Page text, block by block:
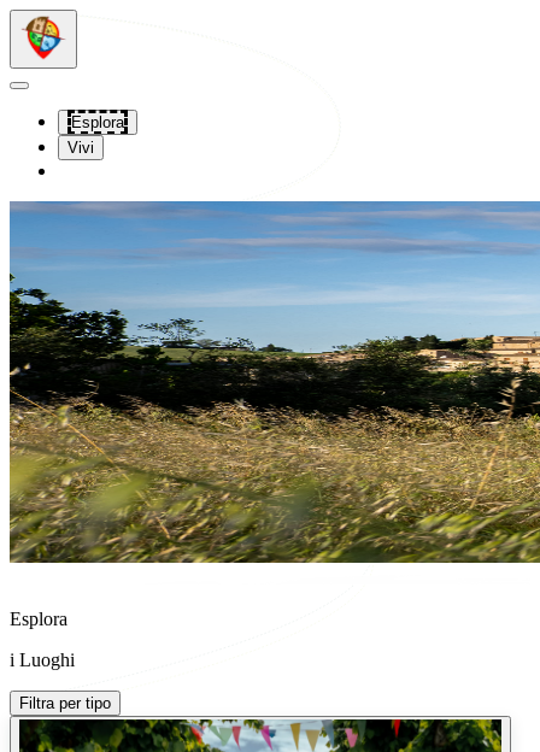
Vai al contenuto principale
Esplora
Vivi
Esplora
i Luoghi
Filtra per tipo